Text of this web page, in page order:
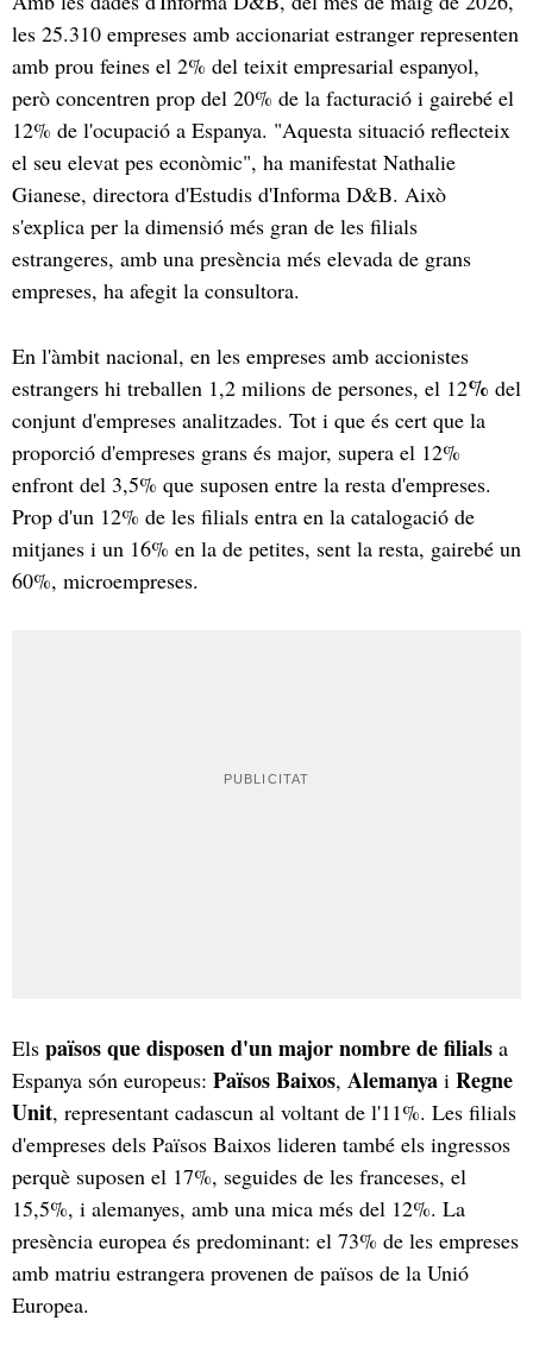
les 25.310 empreses amb accionariat estranger representen
amb prou feines el 2% del teixit empresarial espanyol,
però concentren prop del 20% de la facturació i gairebé el
12% de l'ocupació a Espanya. "Aquesta situació reflecteix
el seu elevat pes econòmic", ha manifestat Nathalie
Gianese, directora d'Estudis d'Informa D&B. Això
s'explica per la dimensió més gran de les filials
estrangeres, amb una presència més elevada de grans
empreses, ha afegit la consultora.
En l'àmbit nacional, en les empreses amb accionistes
estrangers hi treballen 1,2 milions de persones, el 12% del
conjunt d'empreses analitzades. Tot i que és cert que la
proporció d'empreses grans és major, supera el 12%
enfront del 3,5% que suposen entre la resta d'empreses.
Prop d'un 12% de les filials entra en la catalogació de
mitjanes i un 16% en la de petites, sent la resta, gairebé un
60%, microempreses.
Els països que disposen d'un major nombre de filials a
Espanya són europeus: Països Baixos, Alemanya i Regne
Unit, representant cadascun al voltant de l'11%. Les filials
d'empreses dels Països Baixos lideren també els ingressos
perquè suposen el 17%, seguides de les franceses, el
15,5%, i alemanyes, amb una mica més del 12%. La
presència europea és predominant: el 73% de les empreses
amb matriu estrangera provenen de països de la Unió
Europea.